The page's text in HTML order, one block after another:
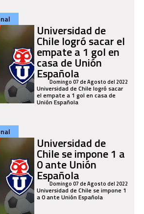
Universidad de
Chile logró sacar el
empate a 1 gol en
casa de Unión
Española
Domingo 07 de Agosto del 2022
Universidad de Chile logró sacar
el empate a 1 gol en casa de
Unión Española
Universidad de
Chile se impone 1 a
0 ante Unión
Española
Domingo 07 de Agosto del 2022
Universidad de Chile se impone 1
a 0 ante Unión Española